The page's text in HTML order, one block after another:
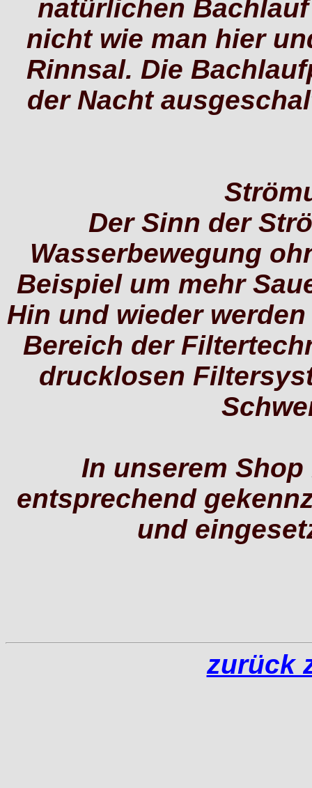
natürlichen
nicht wie man hier
Rinnsal. Die
der Nacht
Der Sinn der
Wasserbewegung
Beispiel um mehr
Hin und wieder
Bereich der
drucklosen
In unserem
entsprechend
und
zurück